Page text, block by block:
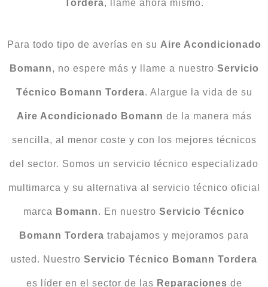
Tordera, llame ahora mismo.
Para todo tipo de averías en su Aire Acondicionado
Bomann, no espere más y llame a nuestro Servicio
Técnico Bomann Tordera. Alargue la vida de su
Aire Acondicionado Bomann de la manera más
sencilla, al menor coste y con los mejores técnicos
del sector. Somos un servicio técnico especializado
multimarca y su alternativa al servicio técnico oficial
marca Bomann. En nuestro Servicio Técnico
Bomann Tordera trabajamos y mejoramos para
usted. Nuestro Servicio Técnico Bomann Tordera
es líder en el sector de las Reparaciones de